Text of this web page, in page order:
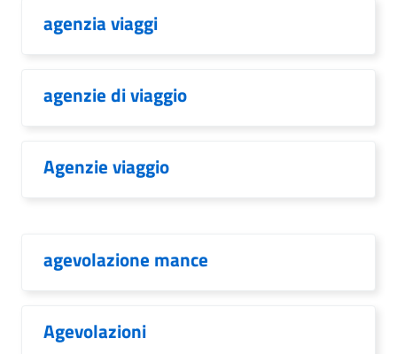
agenzia viaggi
agenzie di viaggio
Agenzie viaggio
agevolazione mance
Agevolazioni